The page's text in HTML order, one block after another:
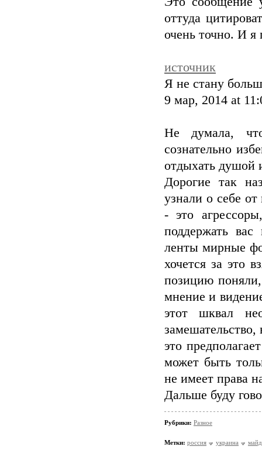
оттуда
очень точно. И
источник
Я не стану
9 мар, 2014 at
Не думала,
сознательно
отдыхать душой
Дорогие так
узнали о себе
- это
поддержать
ленты мирные
хочется за это
позицию
мнение и
этот шквал
замешательство,
это
может быть
не имеет права
Дальше буду
Рубрики: Разное
Метки: россия украина